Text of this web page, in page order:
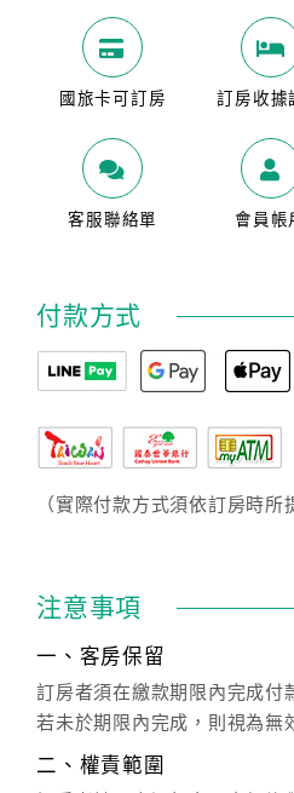
國旅卡可訂房 訂房收據
客服聯絡單 會員帳
付款方式
（實際付款方式須依訂房時所
注意事項
一、客房保留
訂房者須在繳款期限內完成付
若未於期限內完成，則視為無
二、權責範圍